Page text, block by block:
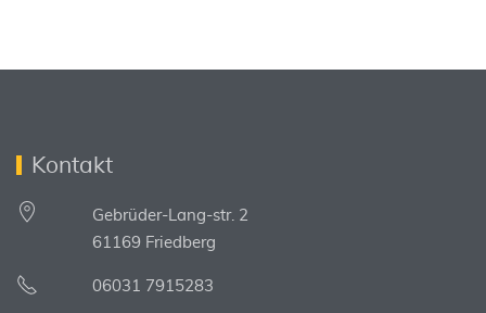
Kontakt
Gebrüder-Lang-str. 2
61169 Friedberg
06031 7915283